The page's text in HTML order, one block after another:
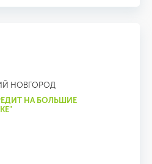
НОВГОРОД
НА БОЛЬШИЕ